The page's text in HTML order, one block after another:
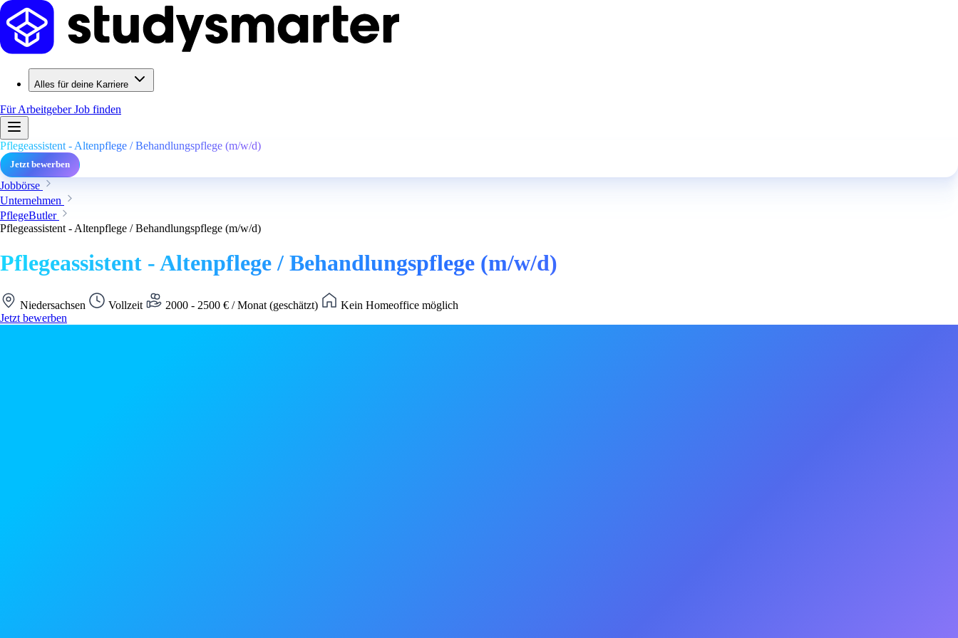
Alles für deine Karriere
Für ArbeitgeberJob finden
Pflegeassistent - Altenpflege / Behandlungspflege (m/w/d)
Jetzt bewerben
Jobbörse
Unternehmen
PflegeButler
Pflegeassistent - Altenpflege / Behandlungspflege (m/w/d)
Pflegeassistent - Altenpflege / Behandlungspflege (m/w/d)
Niedersachsen Vollzeit 2000 - 2500 € / Monat (geschätzt)
Kein Homeoffice möglich
Jetzt bewerben